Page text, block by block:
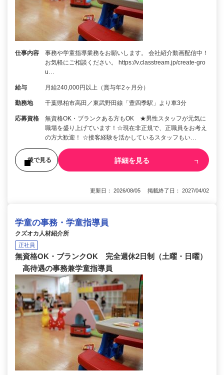
仕事内容
事務や学童指導業務をお願いします。 会社紹介動画配信中！
お気軽にご相談ください。 https://v.classtream.jp/create-gro
u…
給与 月給240,000円以上（賞与年2ヶ月分）
勤務地 千葉県柏市高田／東武野田線「豊四季駅」より車3分
応募資格
無資格OK・ブランクある方もOK ★男性スタッフが元気に
職場を盛り上げています！☆現在非正規で、正職員をお考え
の方大歓迎！ ☆接客経験を活かしているスタッフもい…
後で見る 詳細を見る
更新日： 2026/08/05 掲載終了日： 2027/04/02
学童の事務・学童指導員
クズオカ人材紹介所
正社員
無資格OK・ブランクOK 完全週休2日制（土曜・日曜）
高待遇の事務兼学童指導員